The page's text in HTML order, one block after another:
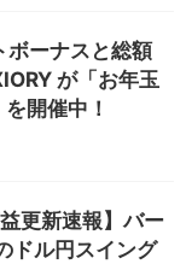
ボーナスと総額
が「お年玉
開催中！
更新速報】バー
ドル円スイング